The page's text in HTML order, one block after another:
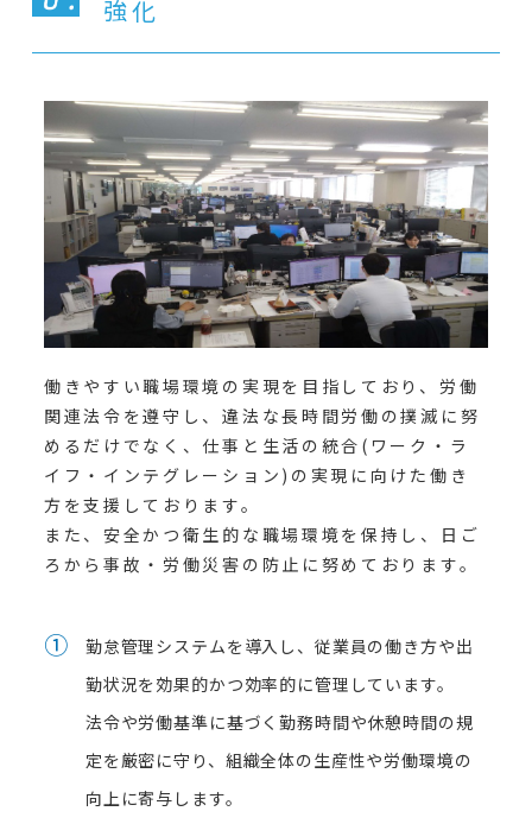
強化
働きやすい職場環境の実現を目指しており、労働
関連法令を遵守し、違法な長時間労働の撲滅に努
めるだけでなく、仕事と生活の統合(ワーク・ラ
イフ・インテグレーション)の実現に向けた働き
方を支援しております。
また、安全かつ衛生的な職場環境を保持し、日ご
ろから事故・労働災害の防止に努めております。
①
勤怠管理システムを導入し、従業員の働き方や出
勤状況を効果的かつ効率的に管理しています。
法令や労働基準に基づく勤務時間や休憩時間の規
定を厳密に守り、組織全体の生産性や労働環境の
向上に寄与します。